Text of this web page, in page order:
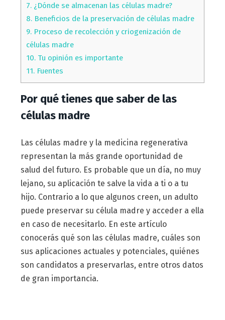
7.¿Dónde se almacenan las células madre?
8.Beneficios de la preservación de células madre
9.Proceso de recolección y criogenización de
células madre
10.Tu opinión es importante
11.Fuentes
Por qué tienes que saber de las
células madre
Las células madre y la medicina regenerativa
representan la más grande oportunidad de
salud del futuro. Es probable que un día, no muy
lejano, su aplicación te salve la vida a ti o a tu
hijo. Contrario a lo que algunos creen, un adulto
puede preservar su célula madre y acceder a ella
en caso de necesitarlo. En este artículo
conocerás qué son las células madre, cuáles son
sus aplicaciones actuales y potenciales, quiénes
son candidatos a preservarlas, entre otros datos
de gran importancia.